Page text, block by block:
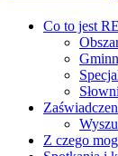
Co to jest
Z czego